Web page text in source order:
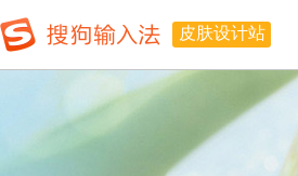
皮肤设计站